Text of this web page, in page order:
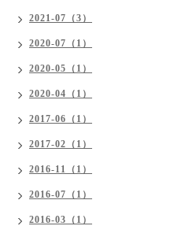
2021-07（3）
2020-07（1）
2020-05（1）
2020-04（1）
2017-06（1）
2017-02（1）
2016-11（1）
2016-07（1）
2016-03（1）